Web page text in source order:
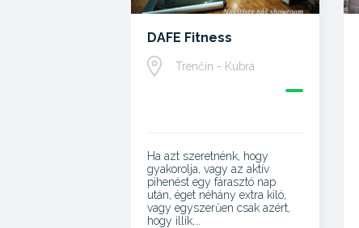
DAFE Fitness
Trenčín - Kubrá
Ha azt szeretnénk, hogy
gyakorolja, vagy az aktív
pihenést egy fárasztó nap
után, éget néhány extra kiló,
vagy egyszerűen csak azért,
hogy illik,…